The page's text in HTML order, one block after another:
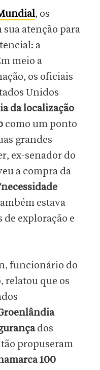
, os
atenção para
a
meio a
os oficiais
Unidos
da localização
como um ponto
grandes
ex-senador do
a compra da
estava
exploração e
funcionário do
relatou que os
dos
propuseram
100